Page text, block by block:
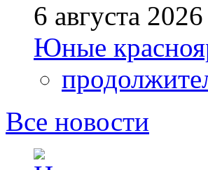
6 августа 2026
Юные
Все новости